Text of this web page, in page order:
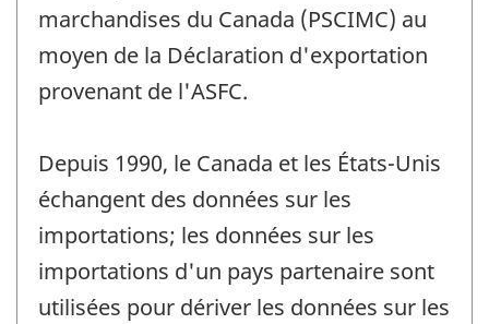
marchandises du Canada (PSCIMC) au
moyen de la Déclaration d'exportation
provenant de l'ASFC.
Depuis 1990, le Canada et les États-Unis
échangent des données sur les
importations; les données sur les
importations d'un pays partenaire sont
utilisées pour dériver les données sur les